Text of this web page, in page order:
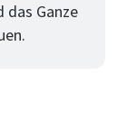
Ganze